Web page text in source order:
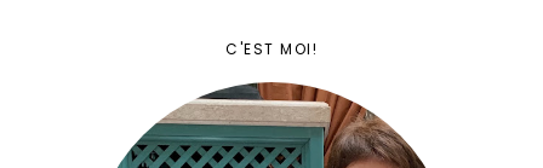
C'EST MOI!